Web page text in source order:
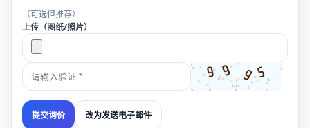
（可选但推荐）
上传（图纸/照片）
提交询价 改为发送电子邮件